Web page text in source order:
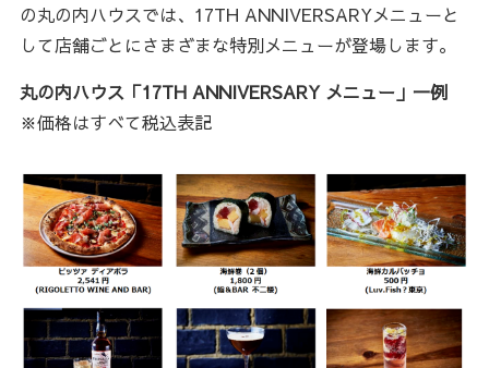
の丸の内ハウスでは、17TH ANNIVERSARYメニューと
して店舗ごとにさまざまな特別メニューが登場します。
丸の内ハウス「17TH ANNIVERSARY メニュー」一例
※価格はすべて税込表記